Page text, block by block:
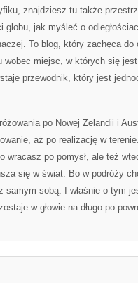
znajdziesz tu także
globu, jak myśleć o
To blog, który zachęca do
wobec miejsc, w których się
przewodnik, który jest
po Nowej Zelandii i
aż po realizację w
wracasz po pomysł, ale też
się w świat. Bo w podróży
samym sobą. I właśnie o tym
w głowie na długo po